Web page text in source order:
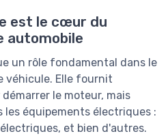
est le cœur du
automobile
un rôle fondamental dans le
véhicule. Elle fournit
le moteur, mais
les équipements électriques :
et bien d'autres.